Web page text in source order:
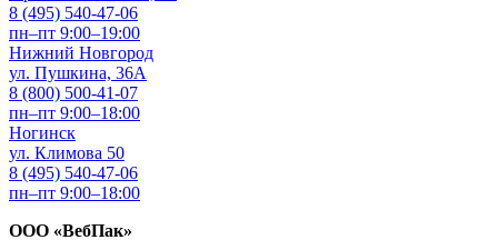
8 (495) 540-47-06
пн–пт 9:00–19:00
Нижний Новгород
ул. Пушкина, 36А
8 (800) 500-41-07
пн–пт 9:00–18:00
Ногинск
ул. Климова 50
8 (495) 540-47-06
пн–пт 9:00–18:00
ООО «ВебПак»